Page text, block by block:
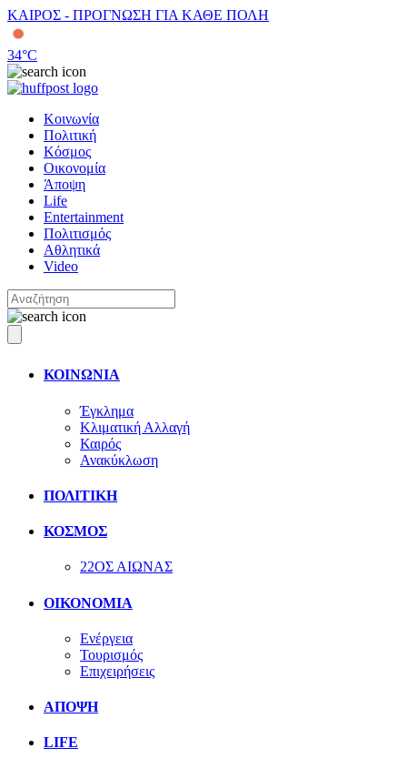
ΚΑΙΡΟΣ - ΠΡΟΓΝΩΣΗ ΓΙΑ ΚΑΘΕ ΠΟΛΗ
34°C
Κοινωνία
Πολιτική
Κόσμος
Οικονομία
Άποψη
Life
Entertainment
Πολιτισμός
Αθλητικά
Video
ΚΟΙΝΩΝΙΑ
Έγκλημα
Κλιματική Αλλαγή
Καιρός
Ανακύκλωση
ΠΟΛΙΤΙΚΗ
ΚΟΣΜΟΣ
22ΟΣ ΑΙΩΝΑΣ
ΟΙΚΟΝΟΜΙΑ
Ενέργεια
Τουρισμός
Επιχειρήσεις
ΑΠΟΨΗ
LIFE